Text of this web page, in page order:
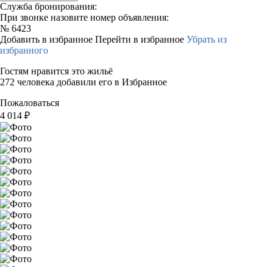
Служба бронирования:
При звонке назовите номер объявления:
№ 6423
Добавить в избранное Перейти в избранное Убрать из
избранного
Гостям нравится это жильё
272 человека добавили его в Избранное
Пожаловаться
4 014 ₽